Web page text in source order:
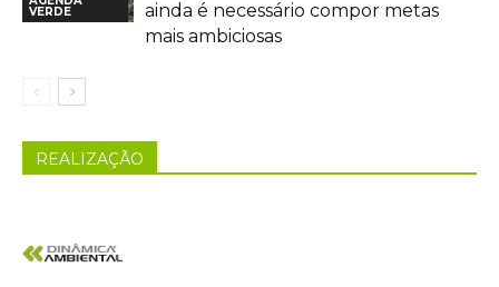
VERDE
ainda é necessário compor metas
mais ambiciosas
REALIZAÇÃO